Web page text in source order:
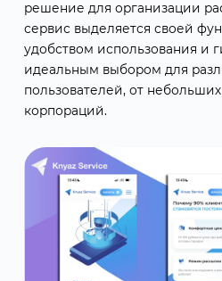
решение для организации
сервис выделяется своей
удобством использования и
идеальным выбором для
пользователей, от
корпораций.